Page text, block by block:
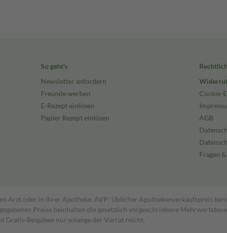
So geht's
Newsletter anfordern
Freunde werben
E-Rezept einlösen
Papier Rezept einlösen
Cookie-
AGB
Fragen
Arzt oder in Ihrer Apotheke. AVP: Üblicher Apothekenverkaufspreis
Preise beinhalten die gesetzlich vorgeschriebene
Gratis-Beigaben nur solange der Vorrat reicht.